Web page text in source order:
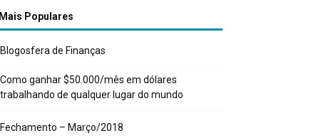
Mais Populares
Blogosfera de Finanças
Como ganhar $50.000/mês em dólares
trabalhando de qualquer lugar do mundo
Fechamento – Março/2018